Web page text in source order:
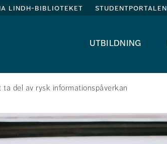
lindh-biblioteket studentportalen
utbildning
del av rysk informationspåverkan